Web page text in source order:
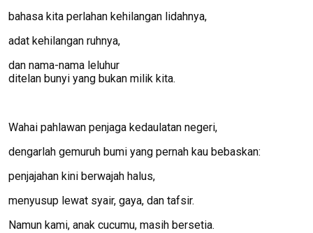
bahasa kita perlahan kehilangan lidahnya,
adat kehilangan ruhnya,
dan nama-nama leluhur
ditelan bunyi yang bukan milik kita.
Wahai pahlawan penjaga kedaulatan negeri,
dengarlah gemuruh bumi yang pernah kau bebaskan:
penjajahan kini berwajah halus,
menyusup lewat syair, gaya, dan tafsir.
Namun kami, anak cucumu, masih bersetia.